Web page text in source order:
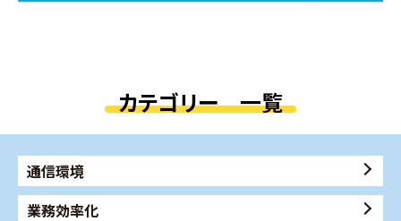
カテゴリー 一覧
通信環境
業務効率化